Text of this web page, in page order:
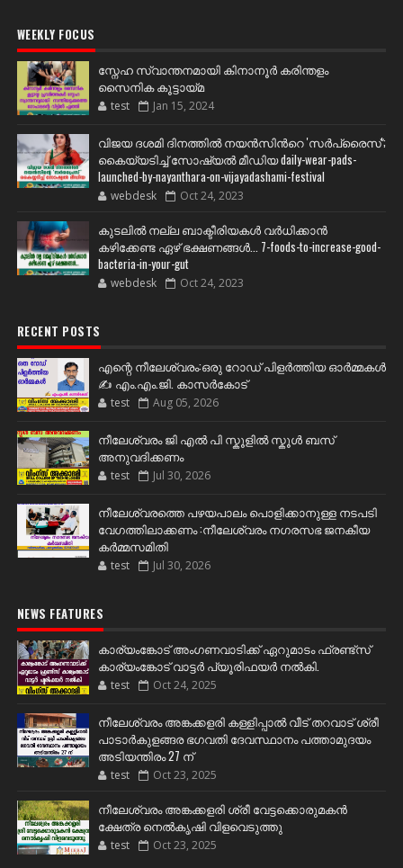
WEEKLY FOCUS
സ്നേഹ സ്വാന്തനമായി കിനാനൂർ കരിന്തളം
സൈനിക കൂട്ടായ്മ
test Jan 15, 2024
വിജയ ദശമി ദിനത്തില്‍ നയന്‍സിന്‍റെ 'സര്‍പ്രൈസ്';
കൈയ്യടിച്ച് സോഷ്യല്‍ മീഡിയ daily-wear-pads-
launched-by-nayanthara-on-vijayadashami-festival
webdesk Oct 24, 2023
കുടലിൽ നല്ല ബാക്ടീരിയകൾ വര്‍ധിക്കാന്‍
കഴിക്കേണ്ട ഏഴ് ഭക്ഷണങ്ങള്‍... 7-foods-to-increase-good-
bacteria-in-your-gut
webdesk Oct 24, 2023
RECENT POSTS
എന്റെ നീലേശ്വരം:ഒരു റോഡ് പിളർത്തിയ ഓർമ്മകൾ
✍️ എം.എം.ജി. കാസർകോട്
test Aug 05, 2026
നീലേശ്വരം ജി എൽ പി സ്കൂളിൽ സ്കൂൾ ബസ്
അനുവദിക്കണം
test Jul 30, 2026
നീലേശ്വരത്തെ പഴയപാലം പൊളിക്കാനുള്ള നടപടി
വേഗത്തിലാക്കണം :നീലേശ്വരം നഗരസഭ ജനകീയ
കർമ്മസമിതി
test Jul 30, 2026
NEWS FEATURES
കാര്യംങ്കോട് അംഗണവാടിക്ക് ഏറുമാടം ഫ്രണ്ട്സ്
കാര്യംങ്കോട് വാട്ടർ പ്യൂരിഫയർ നൽകി.
test Oct 24, 2025
നീലേശ്വരം അങ്കക്കളരി കള്ളിപ്പാൽ വീട് തറവാട് ശ്രീ
പാടാർകുളങ്ങര ഭഗവതി ദേവസ്ഥാനം പത്താമുദയം
അടിയന്തിരം 27 ന്
test Oct 23, 2025
നീലേശ്വരം അങ്കക്കളരി ശ്രീ വേട്ടക്കൊരുമകൻ
ക്ഷേത്ര നെൽകൃഷി വിളവെടുത്തു
test Oct 23, 2025